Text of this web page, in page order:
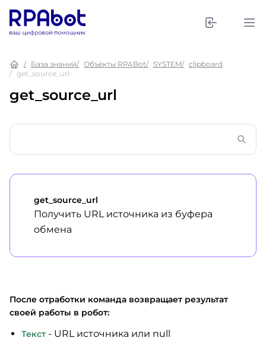
База знаний Объекты RPABot SYSTEM
clipboard
get_source_url
get_source_url
get_source_url
Получить URL источника из буфера
обмена
После отработки команда возвращает результат
своей работы в робот:
Текст - URL источника или null